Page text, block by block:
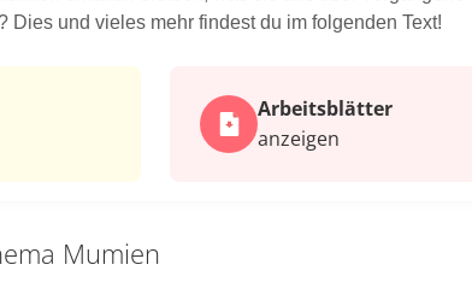
Dies und vieles mehr findest du im folgenden Text!
Arbeits­blätter
anzeigen
Mumien